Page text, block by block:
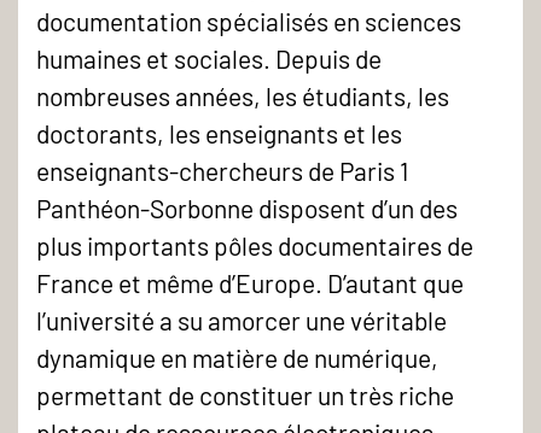
documentation spécialisés en sciences
humaines et sociales. Depuis de
nombreuses années, les étudiants, les
doctorants, les enseignants et les
enseignants-chercheurs de Paris 1
Panthéon-Sorbonne disposent d’un des
plus importants pôles documentaires de
France et même d’Europe. D’autant que
l’université a su amorcer une véritable
dynamique en matière de numérique,
permettant de constituer un très riche